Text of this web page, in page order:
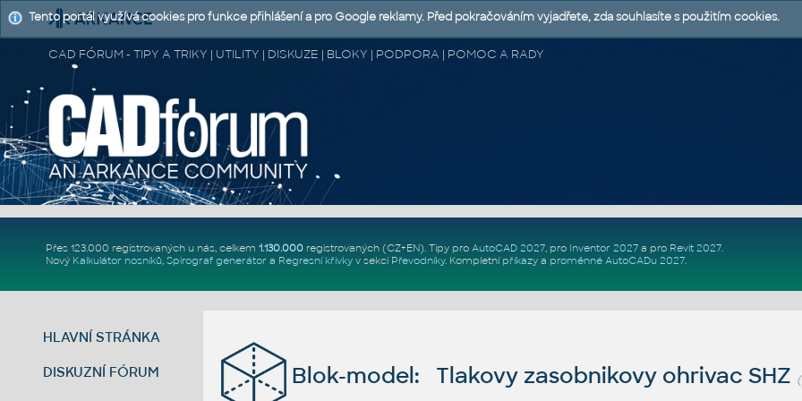
CAD FÓRUM - TIPY A TRIKY | UTILITY | DISKUZE | BLOKY | PODPORA | POMOC A RADY
Přes 123.000 registrovaných u nás, celkem 1.130.000registrovaných (CZ+EN). Tipy pro AutoCAD 2027, pro Inventor 2027a pro Revit 2027.
Nový Kalkulátor nosníků, Spirograf generátor a Regresní křivkyv sekci Převodníky. Kompletní příkazya proměnné AutoCADu 2027.
HLAVNÍ STRÁNKA
DISKUZNÍ FÓRUM Blok-model: Tlakovy zasobnikovy ohrivac SHZ
Tento portál využívá cookies pro funkce přihlášení a pro Google reklamy. Před pokračováním vyjadřete, zda souhlasíte s použitím cookies.